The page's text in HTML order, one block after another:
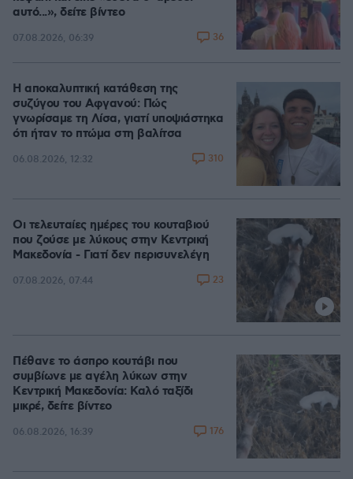
αυτό...», δείτε βίντεο
07.08.2026, 06:39 36
Η αποκαλυπτική κατάθεση της
συζύγου του Αφγανού: Πώς
γνωρίσαμε τη Λίσα, γιατί υποψιάστηκα
ότι ήταν το πτώμα στη βαλίτσα
06.08.2026, 12:32 310
Οι τελευταίες ημέρες του κουταβιού
που ζούσε με λύκους στην Κεντρική
Μακεδονία - Γιατί δεν περισυνελέγη
07.08.2026, 07:44 23
Πέθανε το άσπρο κουτάβι που
συμβίωνε με αγέλη λύκων στην
Κεντρική Μακεδονία: Καλό ταξίδι
μικρέ, δείτε βίντεο
06.08.2026, 16:39 176